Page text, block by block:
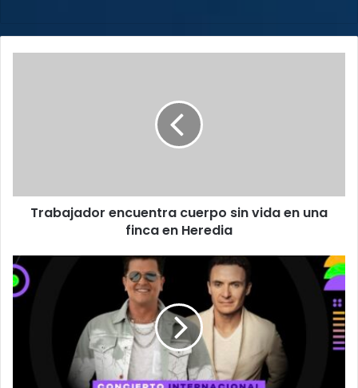
en
Heredia
Trabajador encuentra cuerpo sin vida en una
finca en Heredia
Carlos
Vives
regresa